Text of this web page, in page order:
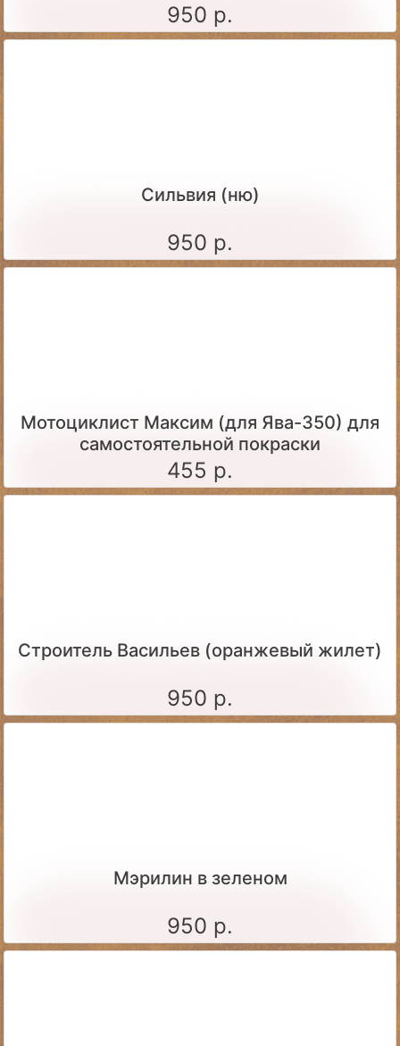
950 р.
Сильвия (ню)
950 р.
Мотоциклист Максим (для Ява-350) для
самостоятельной покраски
455 р.
Строитель Васильев (оранжевый жилет)
950 р.
Мэрилин в зеленом
950 р.